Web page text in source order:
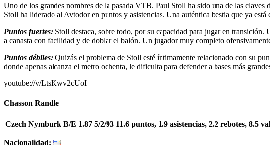
Uno de los grandes nombres de la pasada VTB. Paul Stoll ha sido una de las
Stoll ha liderado al Avtodor en puntos y asistencias. Una auténtica bestia que ya
Puntos fuertes: Stoll destaca, sobre todo, por su capacidad para jugar en
a canasta con facilidad y de doblar el balón. Un jugador muy completo
Puntos débiles: Quizás el problema de Stoll esté íntimamente relacionado con su
donde apenas alcanza el metro ochenta, le dificulta para defender a bases más
youtube://v/LtsKwv2cUoI
Chasson Randle
Czech Nymburk B/E 1.87 5/2/93 11.6 puntos, 1.9 asistencias, 2.2 rebotes, 8.5
Nacionalidad: